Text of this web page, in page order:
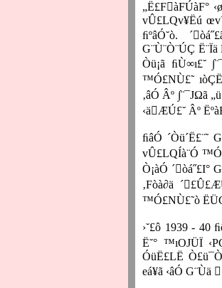
„Ë£FàFÚàF°
vÛ£LQv¥Ëú
ﬁºâÓ˘ò.
G¨Ù¨Ò¨ÚÇ
Òü¡ã ﬁÙ∞ı£˘
™Ó£NÙ£˜
‚âÓ Âº ∫¨¯JΩã
‹äÆÚ£˘ Âº
ﬁâÓ ´Òü´Ë£¨˜
vÛ£LQÍà¨Ó
Ò¡àÓ ´òá˝£I°
‚Fòà∂ä
™Ó£NÙ£˜ò
›˘£ô 1939 - 40
Ë˘° ™ıOJÜÏ
ÓüË£LË
eá¥ã ‹âÓ G¨Ùä